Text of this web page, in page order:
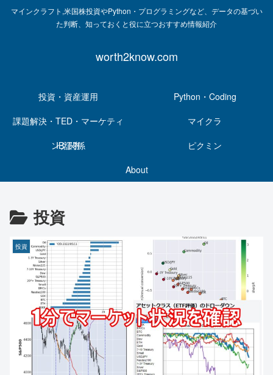
マインクラフト,米国株投資やPython・プログラミングなど、データの基づい
た判断、知っておくと役に立つおすすめ情報紹介
worth2know.com
投資・資産運用
Python・Coding
課題解決・TED・マーケティ
ング関係
マイクラ
IB証券
ピクミン
About
投資
投資